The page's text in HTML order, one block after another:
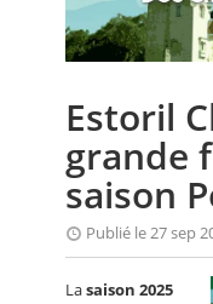
FOCUS
ANNUAIRES
PETITES
Estoril
grande
saison
Publié le 27 sep
Lasaison 2025